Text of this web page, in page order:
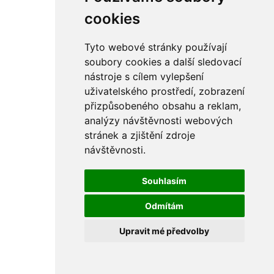
cookies
Tyto webové stránky používají
soubory cookies a další sledovací
nástroje s cílem vylepšení
uživatelského prostředí, zobrazení
přizpůsobeného obsahu a reklam,
analýzy návštěvnosti webových
stránek a zjištění zdroje
návštěvnosti.
Souhlasím
Odmítám
Upravit mé předvolby